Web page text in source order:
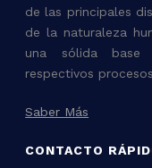
de las principales
de la naturaleza
una sólida base
respectivos
Saber Más
CONTACTO